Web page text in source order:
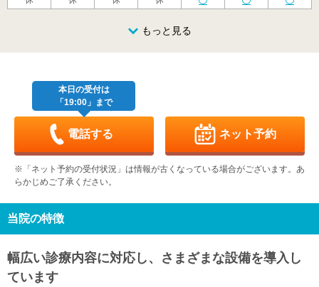
8/23
9/3
金
9/4
土
9/5
9/7
-
9/8
-
9/9
- - -
月
- - -
木
9/17
-
金
9/18
9/19
9/20
9/21
9/22
9/23
- - - - - -
もっと見る
本日の受付は
「19:00」まで
電話する ネット予約
※「ネット予約の受付状況」は情報が古くなっている場合がございます。あ
らかじめご了承ください。
当院の特徴
幅広い診療内容に対応し、さまざまな設備を導入し
ています